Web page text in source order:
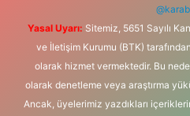
Yasal Uyarı: Sitemiz, 5651 Sayılı
ve İletişim Kurumu (BTK)
olarak hizmet vermektedir. Bu
olarak denetleme veya araştırma
Ancak, üyelerimiz yazdıkları